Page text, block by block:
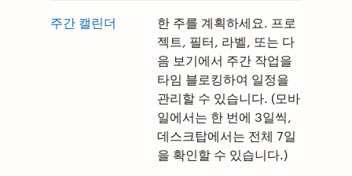
주간 캘린더
한 주를 계획하세요. 프로
젝트, 필터, 라벨, 또는 다
음 보기에서 주간 작업을
타임 블로킹하여 일정을
관리할 수 있습니다. (모바
일에서는 한 번에 3일씩,
데스크탑에서는 전체 7일
을 확인할 수 있습니다.)